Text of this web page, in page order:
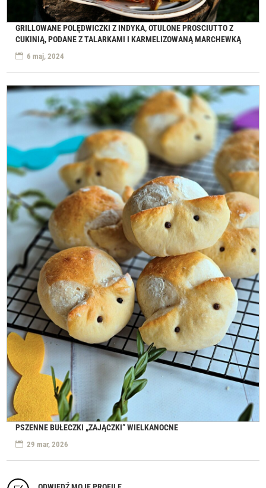
GRILLOWANE POLĘDWICZKI Z INDYKA, OTULONE PROSCIUTTO Z
CUKINIĄ, PODANE Z TALARKAMI I KARMELIZOWANĄ MARCHEWKĄ
6 maj, 2024
PSZENNE BUŁECZKI „ZAJĄCZKI” WIELKANOCNE
29 mar, 2026